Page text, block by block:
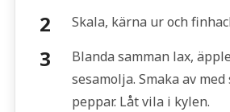
Skala, kärna ur och
Blanda samman lax,
sesamolja. Smaka av med
peppar. Låt vila i kylen.